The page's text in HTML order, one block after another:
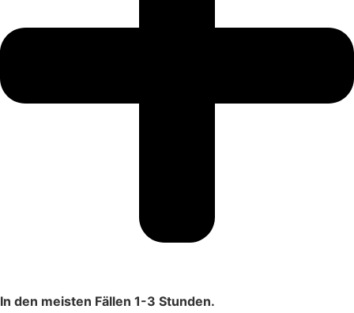
In den meisten Fällen 1-3 Stunden.